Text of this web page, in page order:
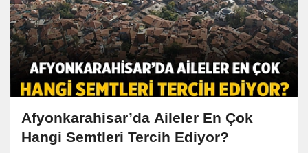
Afyonkarahisar’da Aileler En Çok
Hangi Semtleri Tercih Ediyor?